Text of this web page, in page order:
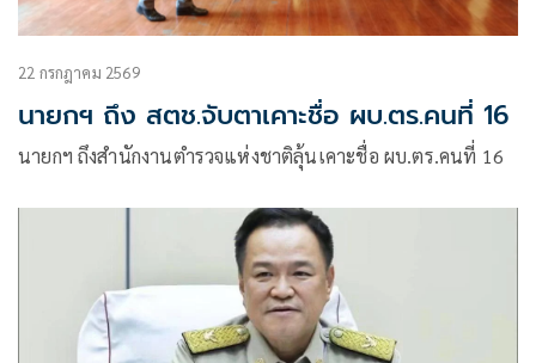
22 กรกฎาคม 2569
นายกฯ ถึง สตช.จับตาเคาะชื่อ ผบ.ตร.คนที่ 16
นายกฯ ถึงสำนักงานตำรวจแห่งชาติลุ้นเคาะชื่อ ผบ.ตร.คนที่ 16